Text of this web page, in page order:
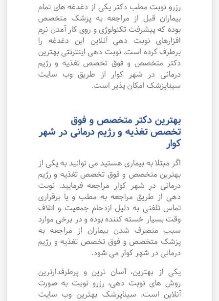
رزرو نوبت مطب دکتر یکی از دغدغه های تمام
بیماران قبل از مراجعه به پزشک متخصص
بوده که پیشرفت تکنولوژی و روی کار آمدن نرم
افزارهای نوبت دهی آنلاین این دغدغه را
برطرف کرده است. نوبت دهی اینترنتی بهترین
دکتر متخصص و فوق تخصص تغذیه و رژیم
درمانی در شهر کوار از طریق وب سایت
سیناپزشک امکان پذیر است.
بهترین دکتر متخصص و فوق
تخصص تغذیه و رژیم درمانی در شهر
کوار
اگر مبتلا به بیماری هستید می توانید به یکی از
بهترین متخصص و فوق تخصص تغذیه و رژیم
درمانی در شهر کوار مراجعه فرمایید. نوبت
دهی از طریق مراجعه به مطب و یا برقراری
تماس تلفنی به دلیل ازدحام جمعیت و اتلاف
وقت بسیار خسته کننده بوده و در برخی موارد
سبب منصرف شدن بیماران از مراجعه به
پزشک متخصص و فوق تخصص تغذیه و رژیم
درمانی در شهر کوار می شود.
یکی از بهترین، آسان ترین و پرطرفدارترین
روش های نوبت دهی، رزرو نوبت به صورت
آنلاین است. سیناپزشک بهترین وب سایت